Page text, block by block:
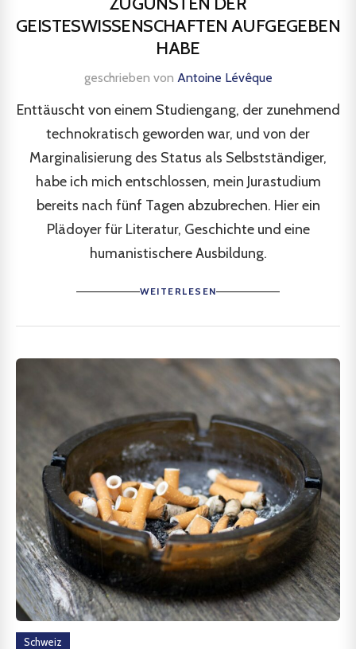
GEISTESWISSENSCHAFTEN AUFGEGEBEN
HABE
geschrieben von Antoine Lévêque
Enttäuscht von einem Studiengang, der zunehmend
technokratisch geworden war, und von der
Marginalisierung des Status als Selbstständiger,
habe ich mich entschlossen, mein Jurastudium
bereits nach fünf Tagen abzubrechen. Hier ein
Plädoyer für Literatur, Geschichte und eine
humanistischere Ausbildung.
WEITERLESEN
Schweiz